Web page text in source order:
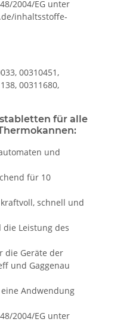
2004/EG unter
inhaltsstoffe-
00310451,
00311680,
für alle
und
für 10
schnell und
Leistung des
die Geräte der
und Gaggenau
Andwendung
2004/EG unter